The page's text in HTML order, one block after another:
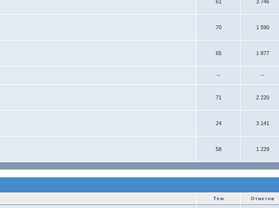
61 3 746
70 1 590
65 1 877
-- --
71 2 220
24 3 141
58 1 229
Тем Ответов